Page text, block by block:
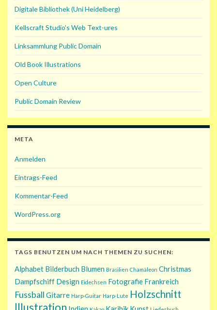
Digitale Bibliothek (Uni Heidelberg)
Kellscraft Studio's Web Text-ures
Linksammlung Public Domain
Old Book Illustrations
Open Culture
Public Domain Review
META
Anmelden
Eintrags-Feed
Kommentar-Feed
WordPress.org
TAGS BENUTZEN UM NACH THEMEN ZU SUCHEN:
Alphabet Bilderbuch Blumen Brasilien Chamäleon Christmas
Dampfschiff Design Eidechsen Fotografie Frankreich
Fussball Gitarre Harp-Guitar Harp-Lute Holzschnitt